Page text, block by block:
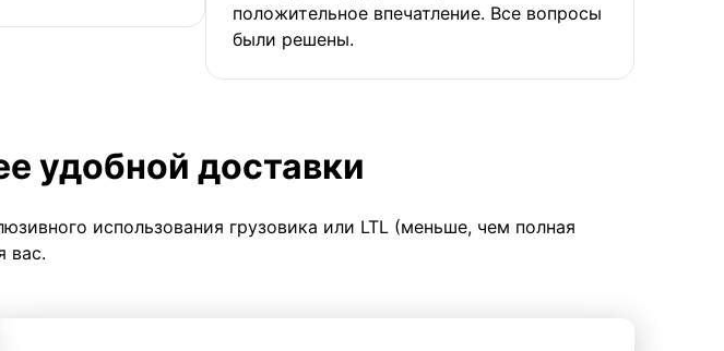
положительное впечатление. Все вопросы
были решены.
удобной доставки
использования грузовика или LTL (меньше, чем полная
вас.